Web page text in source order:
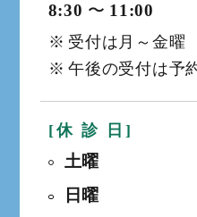
8:30
か
ら
11:00
受付は月～金曜
午後の受付は予
休 診 日
土曜
日曜